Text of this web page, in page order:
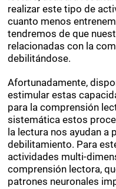
realizar este tipo de
cuanto menos
tendremos de que
relacionadas con la
debilitándose.
Afortunadamente,
estimular estas
para la comprensión
sistemática estos
la lectura nos ayudan a
debilitamiento. Para
actividades multi-
comprensión lectora,
patrones neuronales